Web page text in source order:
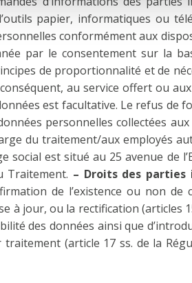
papier, informatiques ou
conformément aux
par le consentement sur la
de proportionnalité et de
au service offert ou
est facultative. Le refus de
personnelles collectées
du traitement/aux employés
social est situé au 25 avenue de
Traitement. – Droits des parties
de l’existence ou non de
à jour, ou la rectification (articles
des données ainsi que
(article 17 ss. de la